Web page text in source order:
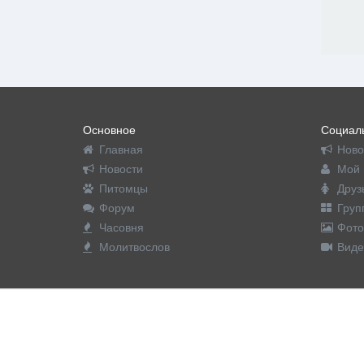
Основное
Главная
Новости
Питомцы
Форум
Часовня
Молитвослов
Мой
Фото